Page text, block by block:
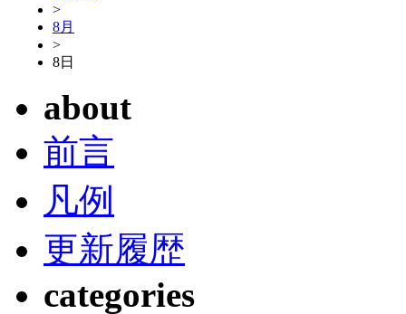
>
8月
>
8日
about
前言
凡例
更新履歴
categories